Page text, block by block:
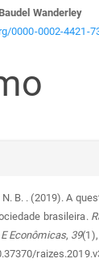
Wanderley
0000-0002-4421-
B. . (2019). A
brasileira.
Econômicas, 39